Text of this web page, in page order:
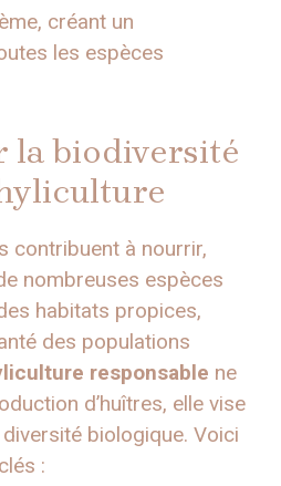
créant un
les espèces
la biodiversité
contribuent à nourrir,
nombreuses espèces
habitats propices,
des populations
responsable ne
d’huîtres, elle vise
biologique. Voici
: